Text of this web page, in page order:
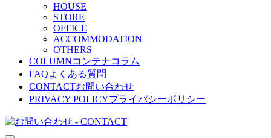
HOUSE
STORE
OFFICE
ACCOMMODATION
OTHERS
COLUMNコンテナコラム
FAQよくある質問
CONTACTお問い合わせ
PRIVACY POLICYプライバシーポリシー